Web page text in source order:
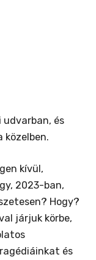
udvarban, és
közelben.
kívül,
2023-ban,
Hogy?
járjuk körbe,
és